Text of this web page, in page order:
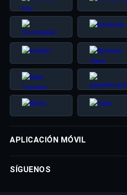
APLICACIÓN MÓVIL
SÍGUENOS